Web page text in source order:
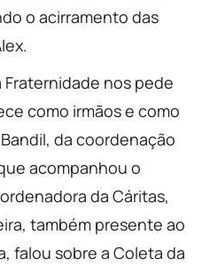
o acirramento das
Fraternidade nos pede
como irmãos e como
da coordenação
acompanhou o
da Cáritas,
também presente ao
falou sobre a Coleta da